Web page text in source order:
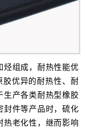
烃组成，耐热性能优
胶优异的耐热性、耐
生产各类耐热型橡胶
封件等产品时，硫化
热老化性，继而影响